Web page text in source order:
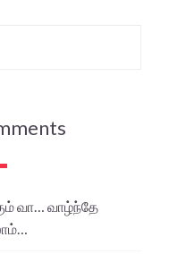
வா… வாழ்ந்தே